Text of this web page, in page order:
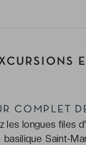
COMPLET
les longues files
basilique Saint-